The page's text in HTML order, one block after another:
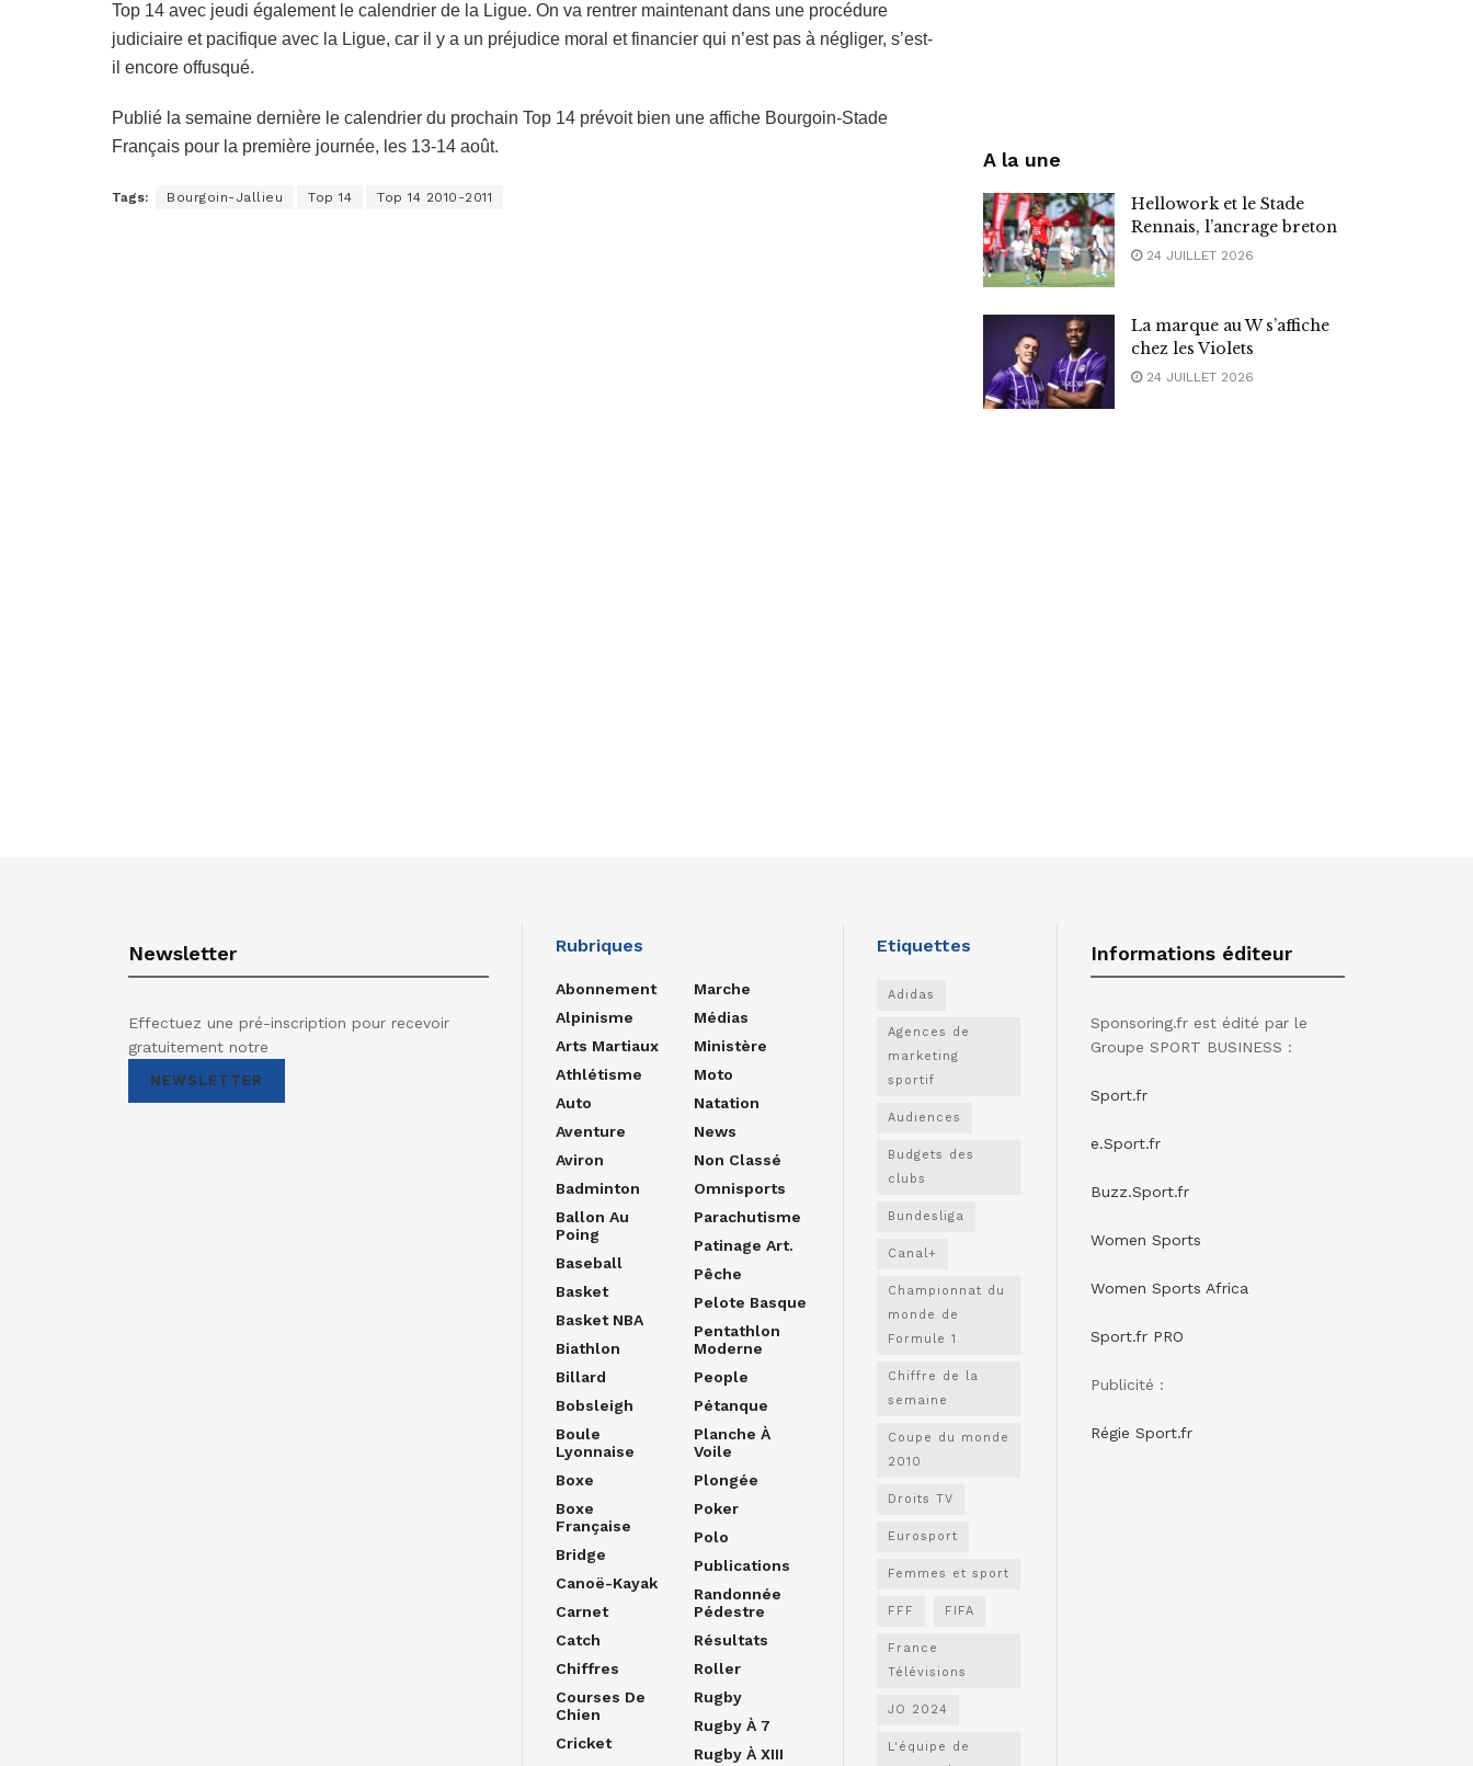
Top 14 avec jeudi également le calendrier de la Ligue. On va rentrer maintenant dans une procédure
judiciaire et pacifique avec la Ligue, car il y a un préjudice moral et financier qui n’est pas à négliger, s’est-
il encore offusqué.
Publié la semaine dernière le calendrier du prochain Top 14 prévoit bien une affiche Bourgoin-Stade
Français pour la première journée, les 13-14 août.
Tags: Bourgoin-Jallieu Top 14 Top 14 2010-2011
A la une
Hellowork et le Stade
Rennais, l’ancrage breton
24 JUILLET 2026
La marque au W s’affiche
chez les Violets
24 JUILLET 2026
Newsletter
Effectuez une pré-inscription pour recevoir
gratuitement notre
NEWSLETTER
Rubriques
Abonnement
Alpinisme
Arts Martiaux
Athlétisme
Auto
Aventure
Aviron
Badminton
Ballon Au
Poing
Baseball
Basket
Basket NBA
Biathlon
Billard
Bobsleigh
Boule
Lyonnaise
Boxe
Boxe
Française
Bridge
Canoë-Kayak
Carnet
Catch
Chiffres
Courses De
Chien
Cricket
Marche
Médias
Ministère
Moto
Natation
News
Non Classé
Omnisports
Parachutisme
Patinage Art.
Pêche
Pelote Basque
Pentathlon
Moderne
People
Pétanque
Planche À
Voile
Plongée
Poker
Polo
Publications
Randonnée
Pédestre
Résultats
Roller
Rugby
Rugby À 7
Rugby À XIII
Etiquettes
Adidas
Agences de
marketing
sportif
Audiences
Budgets des
clubs
Bundesliga
Canal+
Championnat du
monde de
Formule 1
Chiffre de la
semaine
Coupe du monde
2010
Droits TV
Eurosport
Femmes et sport
FFF FIFA
France
Télévisions
JO 2024
L'équipe de
Informations éditeur
Sponsoring.fr est édité par le
Groupe SPORT BUSINESS :
Sport.fr
e.Sport.fr
Buzz.Sport.fr
Women Sports
Women Sports Africa
Sport.fr PRO
Publicité :
Régie Sport.fr